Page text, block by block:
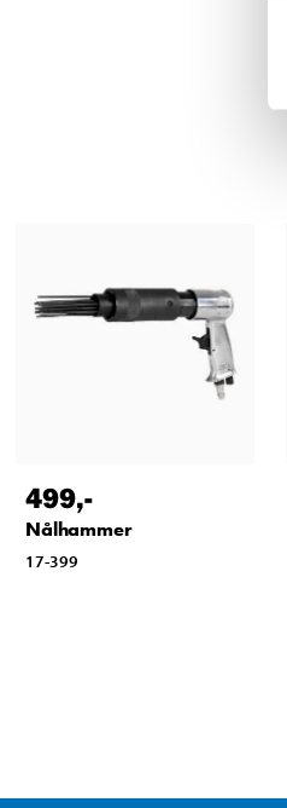
499,-
Nålhammer
17-399